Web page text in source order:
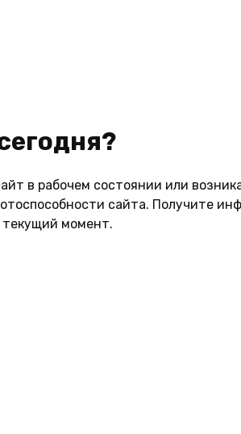
в рабочем состоянии или
сайта. Получите
текущий момент.